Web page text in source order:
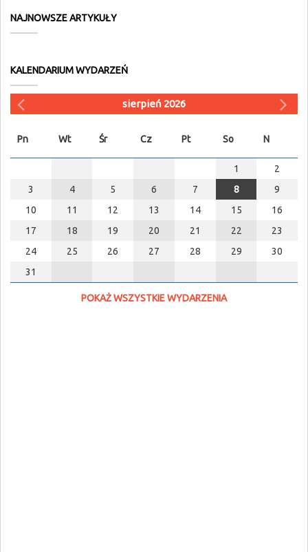
NAJNOWSZE ARTYKUŁY
KALENDARIUM WYDARZEŃ
sierpień 2026
Pn Wt Śr Cz Pt So N
1
2
3
4 5 6 7 8
9
10
11 12 13 14 15
16
17
18 19 20 21 22
23
24
25 26 27 28 29
30
31
POKAŻ WSZYSTKIE WYDARZENIA